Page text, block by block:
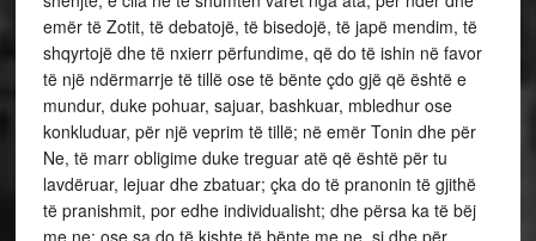
emër të Zotit, të debatojë, të bisedojë, të japë mendim, të
shqyrtojë dhe të nxierr përfundime, që do të ishin në favor
të një ndërmarrje të tillë ose të bënte çdo gjë që është e
mundur, duke pohuar, sajuar, bashkuar, mbledhur ose
konkluduar, për një veprim të tillë; në emër Tonin dhe për
Ne, të marr obligime duke treguar atë që është për tu
lavdëruar, lejuar dhe zbatuar; çka do të pranonin të gjithë
të pranishmit, por edhe individualisht; dhe përsa ka të bëj
me ne; ose sa do të kishte të bënte me ne, si dhe për